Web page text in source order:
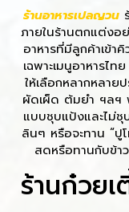
ร้านอาหารเปลญวน
ภายในร้านตกแต่งอ
อาหารที่มีลูกค้าเข้า
เฉพาะเมนูอาหารไ
ให้เลือกหลากหลา
ผัดเผ็ด ต้มยำ ฯลฯ
แบบชุบแป้งและไม่
ลินๆ หรือจะทาน “ปู
สดหรือทานกับข้า
ร้านก๋วย